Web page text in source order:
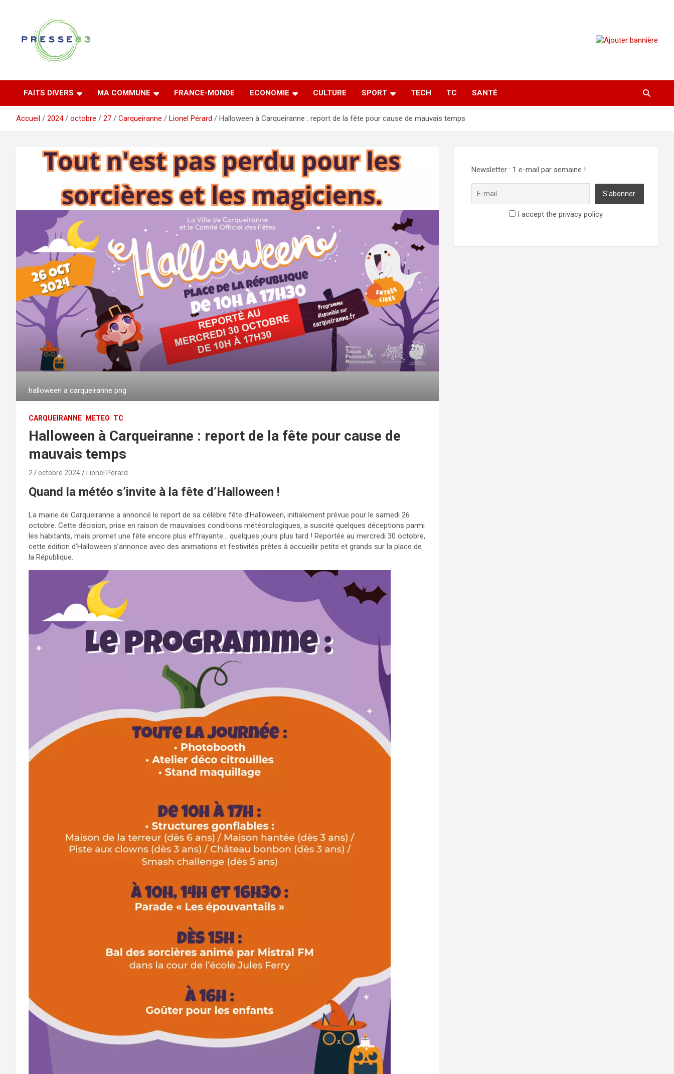
Presse 83
FAITS DIVERS MA COMMUNE FRANCE-MONDE ECONOMIE CULTURE SPORT TECH TC SANTÉ
Accueil 2024 octobre 27 Carqueiranne Lionel Pérard Halloween à Carqueiranne : report de la fête pour cause de mauvais temps
halloween a carqueiranne png
CARQUEIRANNE METEO TC
Halloween à Carqueiranne : report de la fête pour cause de
mauvais temps
27 octobre 2024 Lionel Pérard
Quand la météo s’invite à la fête d’Halloween !
La mairie de Carqueiranne a annoncé le report de sa célèbre fête d’Halloween, initialement prévue pour le samedi 26
octobre. Cette décision, prise en raison de mauvaises conditions météorologiques, a suscité quelques déceptions parmi
les habitants, mais promet une fête encore plus effrayante… quelques jours plus tard ! Reportée au mercredi 30 octobre,
cette édition d’Halloween s’annonce avec des animations et festivités prêtes à accueillir petits et grands sur la place de
la République.
Newsletter : 1 e-mail par semaine !
I accept the privacy policy